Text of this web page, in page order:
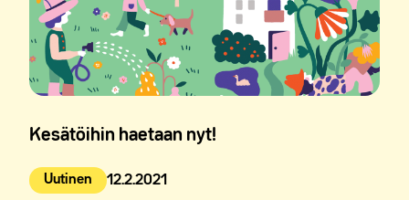
Kesätöihin haetaan nyt!
Uutinen
Julkaistu: 12.2.2021